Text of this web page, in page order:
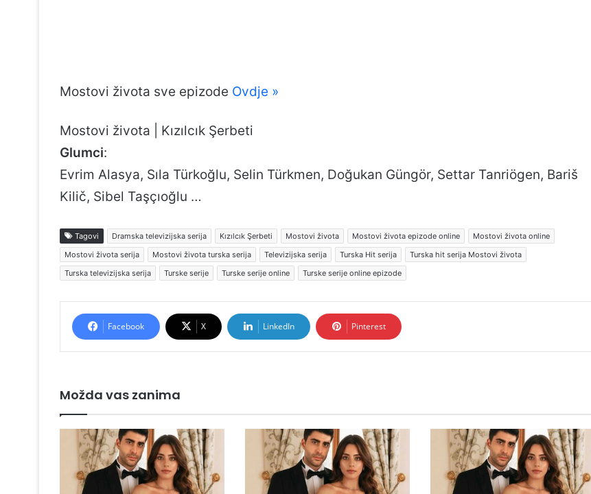
Mostovi života sve epizode Ovdje »
Mostovi života | Kızılcık Şerbeti
Glumci:
Evrim Alasya, Sıla Türkoğlu, Selin Türkmen, Doğukan Güngör, Settar Tanriögen, Bariš
Kilič, Sibel Taşçıoğlu …
Tagovi Dramska televizijska serija Kızılcık Şerbeti Mostovi života Mostovi života epizode online
Mostovi života online
Mostovi života serija
Mostovi života turska serija Televizijska serija Turska Hit serija
Turska hit serija Mostovi života
Turska televizijska serija
Turske serije Turske serije online Turske serije online epizode
Facebook X LinkedIn Pinterest
Možda vas zanima